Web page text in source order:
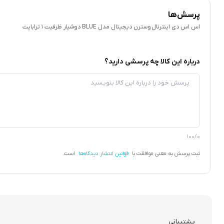
پرسش‌ها
اس اس دی اینترنال وسترن دیجیتال مدل BLUE دوشیار ظرفیت 1 ترابایت
درباره این کالا چه پرسشی دارید؟
100/0
ثبت پرسش به معنی موافقت با قوانین انتشار دیدگاه‌ها است.
پشتیبانی